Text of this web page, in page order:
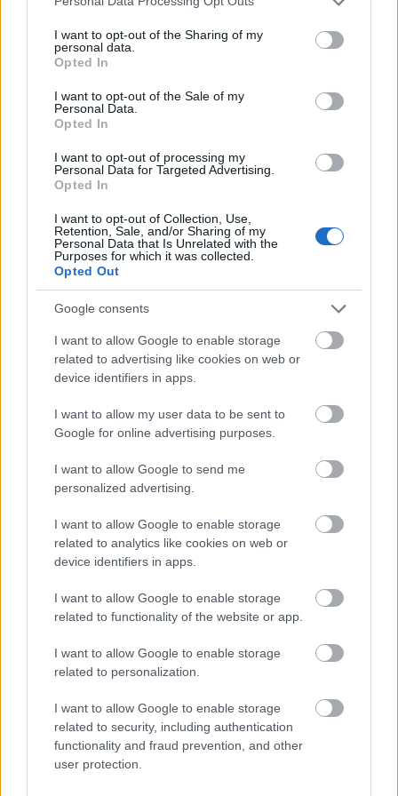
not limited to your visit or usage behaviour. You may click to
grant or deny consent to Google and its third-party tags to
use your data for below specified purposes in below Google
consent section.
I want to opt-out of the Sharing of my
personal data.
Opted In
I want to opt-out of the Sale of my
Personal Data.
Opted In
I want to opt-out of processing my
Personal Data for Targeted Advertising.
Opted In
I want to opt-out of Collection, Use,
Retention, Sale, and/or Sharing of my
Personal Data that Is Unrelated with the
Purposes for which it was collected.
Opted Out
Google consents
I want to allow Google to enable storage
related to advertising like cookies on web or
device identifiers in apps.
I want to allow my user data to be sent to
Google for online advertising purposes.
I want to allow Google to send me
personalized advertising.
I want to allow Google to enable storage
related to analytics like cookies on web or
device identifiers in apps.
I want to allow Google to enable storage
related to functionality of the website or app.
I want to allow Google to enable storage
related to personalization.
I want to allow Google to enable storage
related to security, including authentication
functionality and fraud prevention, and other
user protection.
Bildbeskrivning
denna inbjudande och fridfulla komposition intar en
generös hög av nymalet kanelpulver centrum, dess
fina konsistens och varma, jordiga toner drar
omedelbart ögat till sig. Pulvret är högat på en slät
träyta, dess gyllenbruna nyanser glöder mjukt
under mild belysning som förstärker dess naturliga
värme, vilket framkallar kryddans omisskännliga
arom som är på samma gång söt, träig och
tröstande. Den rustika ytan under skapar en
naturlig kontrast, jordar scenen och påminner
betraktaren om kanelens ursprung som en gåva
förvandlad till en kulinarisk och terapeutisk skatt.
Pulverhögen, noggrant formad men något
oregelbunden, förmedlar äkthet och renhet, vilket
Strax bortom förgrunden vilar en ångande kopp te
på ett fint vitt fat, dess stigande ångor antyder den
lugnande aromen som fyller luften. Teets
bärnstensfärgade nyans kompletterar kanelens
varma palett, förstärker kopplingen mellan de två
och framkallar en känsla av harmoni. Några
kanelstänger är omsorgsfullt placerade i närheten,
deras böjda, barkliknande former ger både visuellt
intresse och en påminnelse om kryddans naturliga
ursprung. Denna sammanställning av hela stänger
mångsidighet, som kan avnjutas i flera former –
vare sig som en aromatisk infusion dränkt i varmt
eller ett naturligt botemedel som förts vidare
genom generationer. Den suddiga bakgrunden,
mjukt upplyst och diskret, håller fokus på dessa
enkla element samtidigt som den bidrar till en